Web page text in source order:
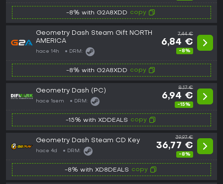
-8% with G2A8XDD copy
Geometry Dash Steam Gift NORTH
AMERICA
hace 14h DRM:
7,44 €
6,84 €
-8%
-8% with G2A8XDD copy
Geometry Dash (PC)
hace 1sem DRM:
8,17 €
6,94 €
-15%
-15% with XDDEALS copy
Geometry Dash Steam CD Key
hace 4d DRM:
39,97 €
36,77 €
-8%
-8% with XD8DEALS copy